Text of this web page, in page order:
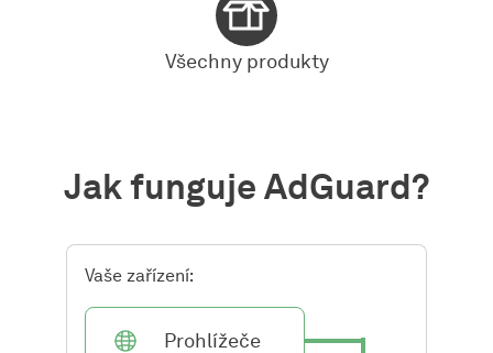
Všechny produkty
Jak funguje AdGuard?
Vaše zařízení:
Prohlížeče